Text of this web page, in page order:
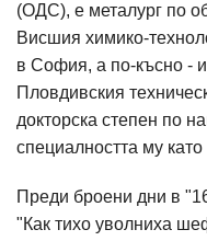
(ОДС), е металург по
Висшия химико-
в София, а по-късно -
Пловдивския
докторска степен по
специалността му
Преди броени дни в
"Как тихо уволниха